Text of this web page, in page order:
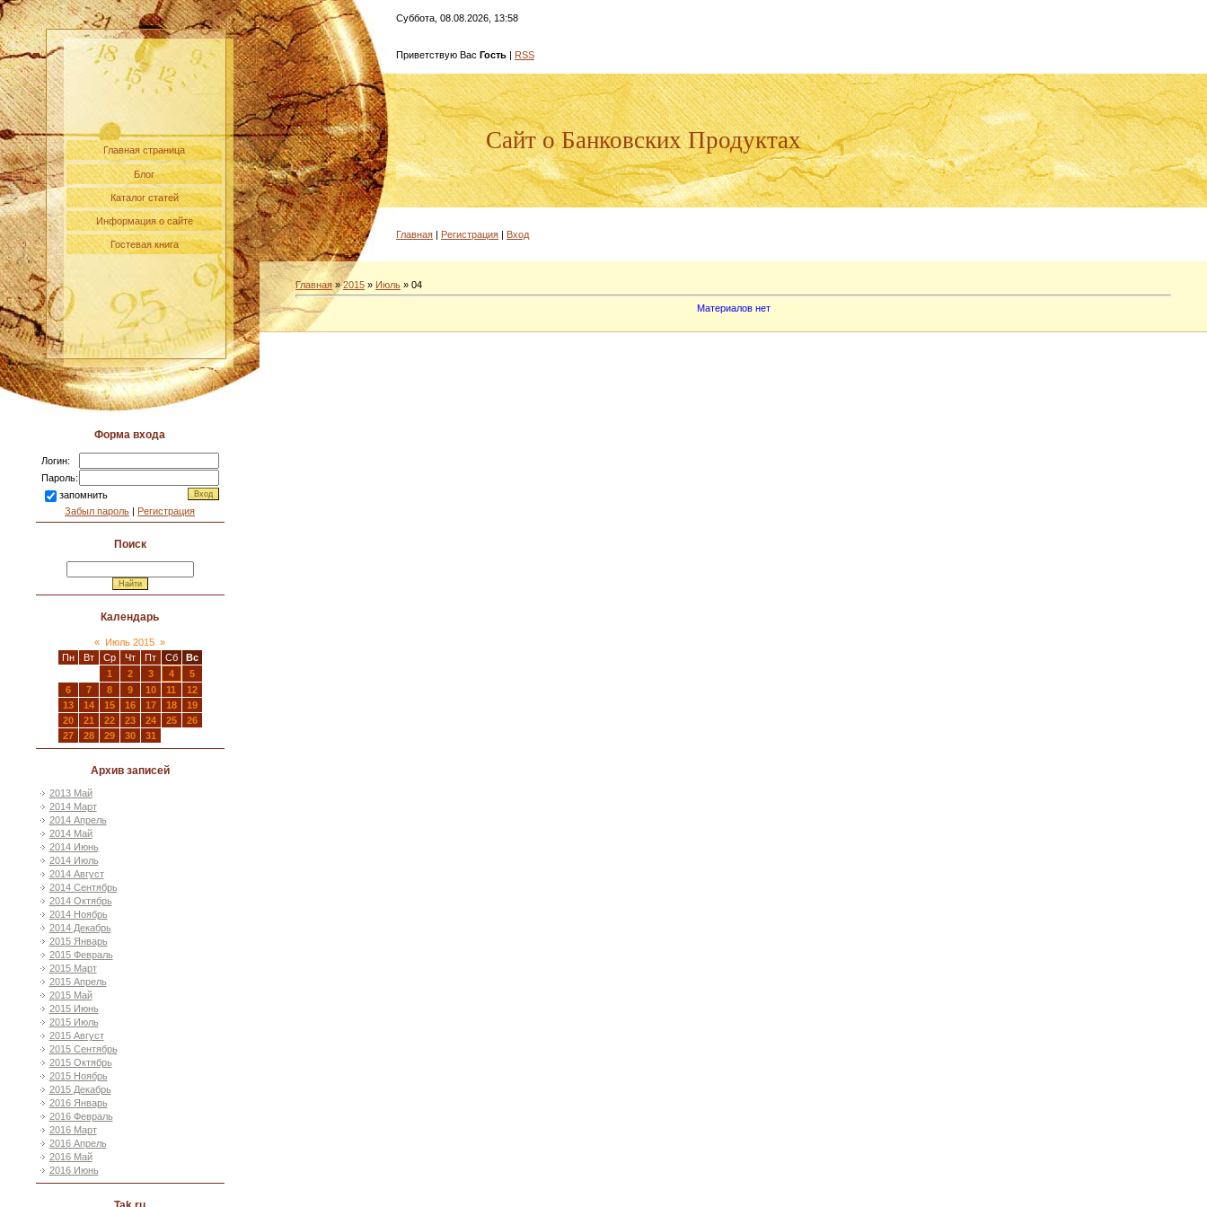
Главная страница
Блог
Каталог статей
Информация о сайте
Гостевая книга
Форма входа
Логин:
Пароль:
запомнить
Забыл пароль | Регистрация
Поиск
Календарь
« Июль 2015 »
Пн
Вт Ср Чт Пт Сб
Вс
1
2 3 4
5
6
7 8 9 10 11
12
13
14 15 16 17 18
19
20
21 22 23 24 25
26
27
28 29 30 31
Архив записей
2013 Май
2014 Март
2014 Апрель
2014 Май
2014 Июнь
2014 Июль
2014 Август
2014 Сентябрь
2014 Октябрь
2014 Ноябрь
2014 Декабрь
2015 Январь
2015 Февраль
2015 Март
2015 Апрель
2015 Май
2015 Июнь
2015 Июль
2015 Август
2015 Сентябрь
2015 Октябрь
2015 Ноябрь
2015 Декабрь
2016 Январь
2016 Февраль
2016 Март
2016 Апрель
2016 Май
2016 Июнь
Суббота, 08.08.2026, 13:58
Приветствую Вас Гость | RSS
Сайт о Банковских Продуктах
Главная | Регистрация | Вход
Главная »2015 » Июль » 04
Материалов нет